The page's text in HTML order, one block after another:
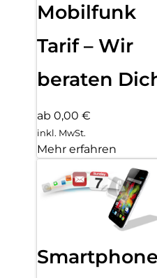
Mobilfunk
Tarif – Wir
beraten
ab 0,00 €
inkl. MwSt.
Mehr erfahren
Smartphone